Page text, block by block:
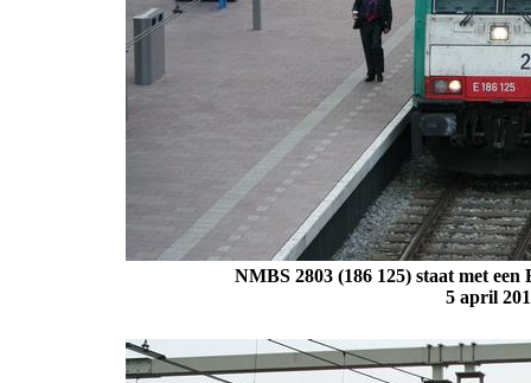
NMBS 2803 (186 125) staat met
5 april